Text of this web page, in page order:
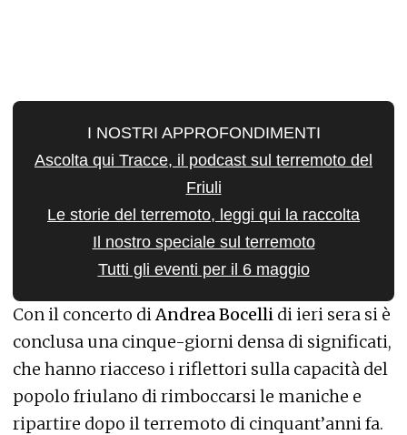
I NOSTRI APPROFONDIMENTI
Ascolta qui Tracce, il podcast sul terremoto del
Friuli
Le storie del terremoto, leggi qui la raccolta
Il nostro speciale sul terremoto
Tutti gli eventi per il 6 maggio
Con il concerto diAndrea Bocelli di ieri sera si è
conclusa una cinque-giorni densa di significati,
che hanno riacceso i riflettori sulla capacità del
popolo friulano di rimboccarsi le maniche e
ripartire dopo il terremoto di cinquant’anni fa.